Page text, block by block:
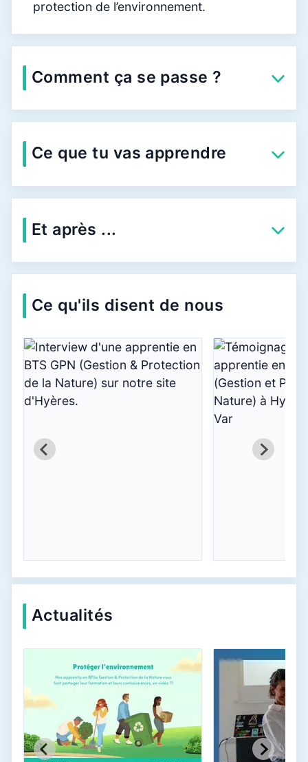
protection de l’environnement.
Comment ça se passe ?
Ce que tu vas apprendre
Et après ...
Ce qu'ils disent de nous
Actualités